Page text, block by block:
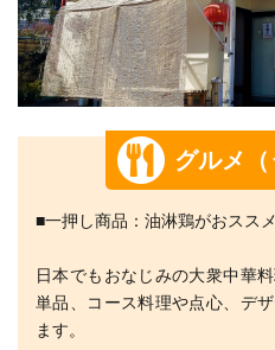
グルメ（
■一押し商品：油淋鶏がおスス
日本でもおなじみの大衆中華
単品、コース料理や点心、デ
ます。